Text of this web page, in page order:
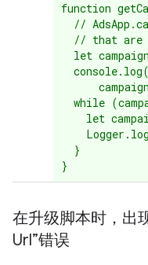
function
//
// that are
let
while
let
  }
在升级脚本时，出
Url”错误